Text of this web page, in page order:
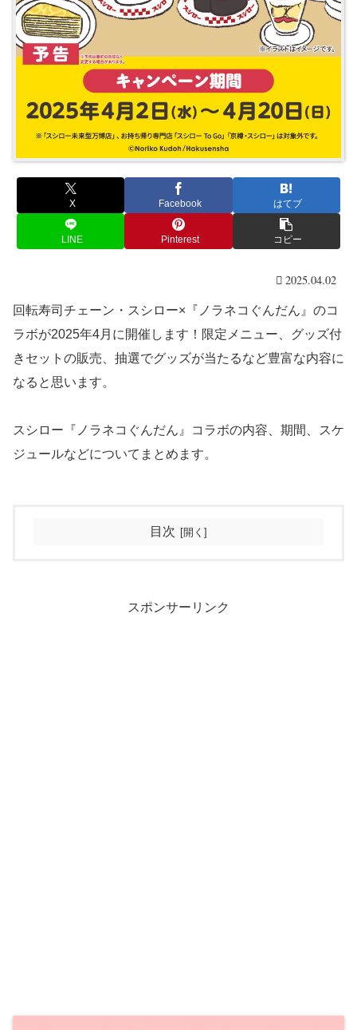
X Facebook はてブ
LINE Pinterest コピー
2025.04.02
回転寿司チェーン・スシロー×『ノラネコぐんだん』のコ
ラボが2025年4月に開催します！限定メニュー、グッズ付
きセットの販売、抽選でグッズが当たるなど豊富な内容に
なると思います。
スシロー『ノラネコぐんだん』コラボの内容、期間、スケ
ジュールなどについてまとめます。
目次
スポンサーリンク